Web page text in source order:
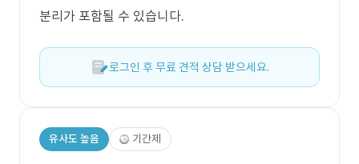
분리가 포함될 수 있습니다.
로그인 후 무료 견적 상담 받으세요.
유사도 높음 기간제